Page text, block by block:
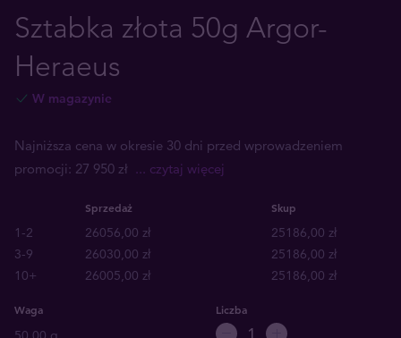
Sztabka złota 50g Argor-
Heraeus
W magazynie
Najniższa cena w okresie 30 dni przed wprowadzeniem
promocji: 27 950 zł ... czytaj więcej
Sprzedaż Skup
1-2 26056,00 zł
25186,00 zł
3-9
26030,00 zł
25186,00 zł
10+
26005,00 zł 25186,00 zł
Waga Liczba